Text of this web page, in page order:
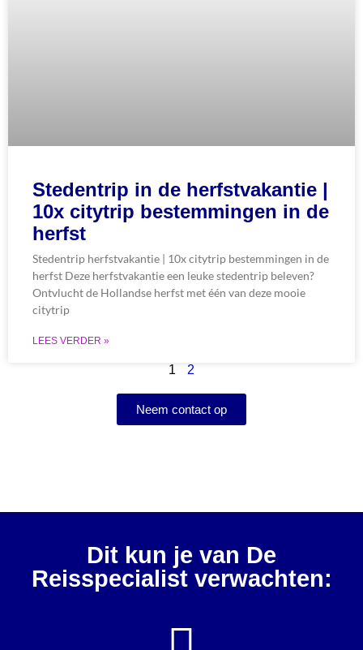
Stedentrip in de herfstvakantie |
10x citytrip bestemmingen in de
herfst
Stedentrip herfstvakantie | 10x citytrip bestemmingen in de
herfst Deze herfstvakantie een leuke stedentrip beleven?
Ontvlucht de Hollandse herfst met één van deze mooie
citytrip
LEES VERDER »
1 2
Neem contact op
Dit kun je van De
Reisspecialist verwachten: